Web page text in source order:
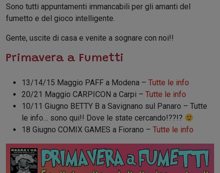
Sono tutti appuntamenti immancabili per gli amanti del
fumetto e del gioco intelligente.
Gente, uscite di casa e venite a sognare con noi!!
Primavera a Fumetti
13/14/15 Maggio PAFF a Modena – Tutte le info
20/21 Maggio CARPICON a Carpi – Tutte le info
10/11 Giugno BETTY B a Savignano sul Panaro – Tutte
le info… sono qui!! Dove le state cercando!??!?
18 Giugno COMIX GAMES a Fiorano – Tutte le info